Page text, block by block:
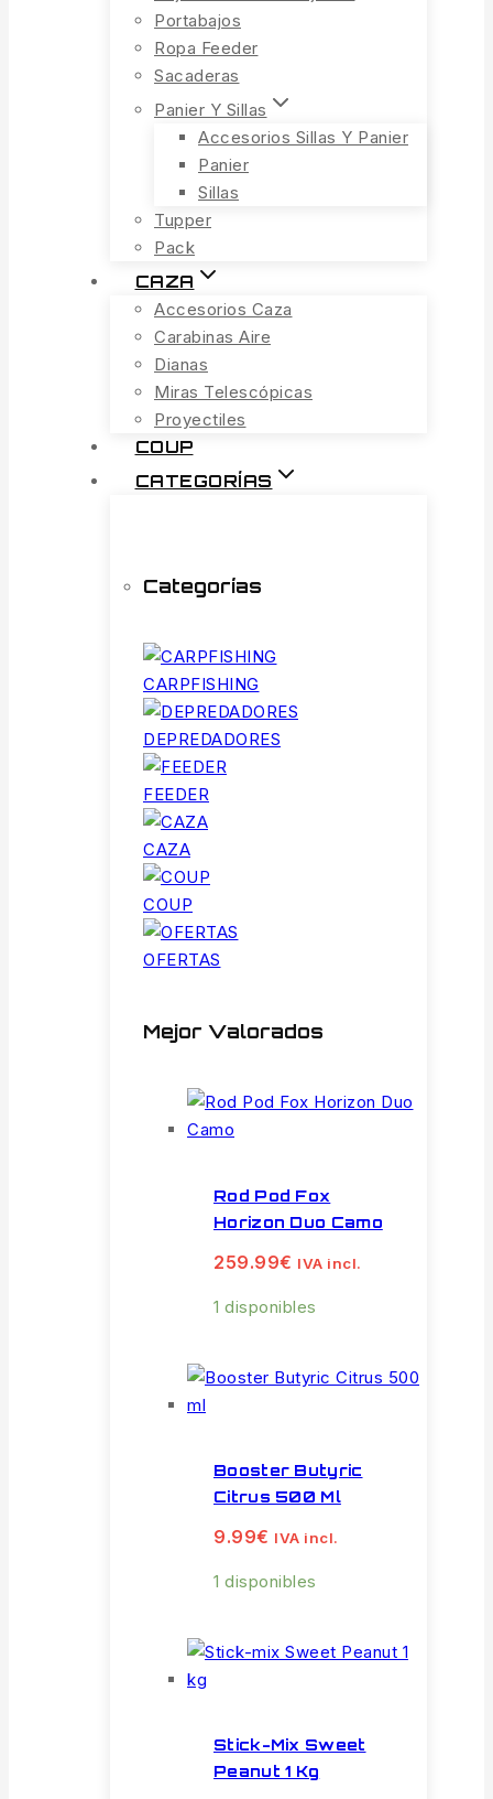
Portabajos
Ropa Feeder
Sacaderas
Panier Y Sillas
Accesorios Sillas Y Panier
Panier
Sillas
Tupper
Pack
CAZA
Accesorios Caza
Carabinas Aire
Dianas
Miras Telescópicas
Proyectiles
COUP
CATEGORÍAS
Categorías
CARPFISHING
DEPREDADORES
FEEDER
CAZA
COUP
OFERTAS
Mejor Valorados
Rod Pod Fox
Horizon Duo Camo
259.99€ IVA incl.
1 disponibles
Booster Butyric
Citrus 500 Ml
9.99€ IVA incl.
1 disponibles
Stick-Mix Sweet
Peanut 1 Kg